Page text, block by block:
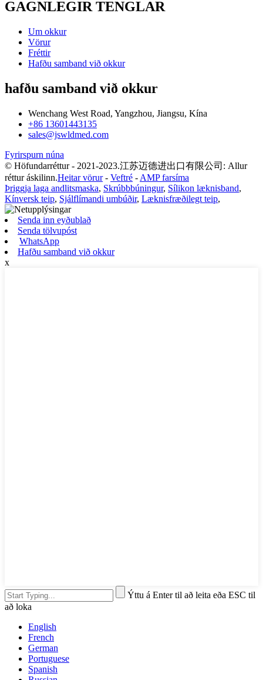
GAGNLEGIR TENGLAR
Um okkur
Vörur
Fréttir
Hafðu samband við okkur
hafðu samband við okkur
Wenchang West Road, Yangzhou, Jiangsu, Kína
+86 13601443135
sales@jswldmed.com
Fyrirspurn núna
© Höfundarréttur - 2021-2023.江苏迈德进出口有限公司: Allur
réttur áskilinn.Heitar vörur- Veftré - AMP farsíma
Þriggja laga andlitsmaska, Skrúbbbúningur, Sílikon læknisband,
Kínversk teip, Sjálflímandi umbúðir, Læknisfræðilegt teip,
Senda inn eyðublað
Senda tölvupóst
WhatsApp
Hafðu samband við okkur
x
Ýttu á Enter til að leita eða ESC til
að loka
English
French
German
Portuguese
Spanish